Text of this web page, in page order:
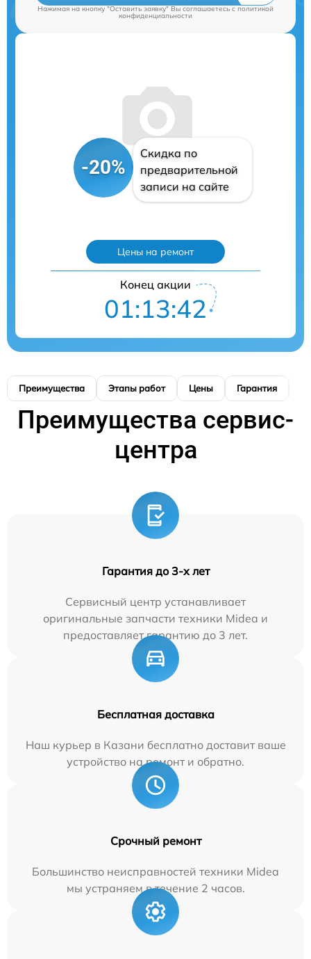
Нажимая на кнопку "Оставить заявку" Вы соглашаетесь cполитикой
конфиденциальности
-20%
Скидка по
предварительной
записи на сайте
Цены на ремонт
Конец акции
01:13:40
Преимущества Этапы работ Цены Гарантия
Преимущества сервис-
центра
Гарантия до 3-х лет
Сервисный центр устанавливает
оригинальные запчасти техники Midea и
предоставляет гарантию до 3 лет.
Бесплатная доставка
Наш курьер в Казани бесплатно доставит ваше
устройство на ремонт и обратно.
Срочный ремонт
Большинство неисправностей техники Midea
мы устраняем в течение 2 часов.